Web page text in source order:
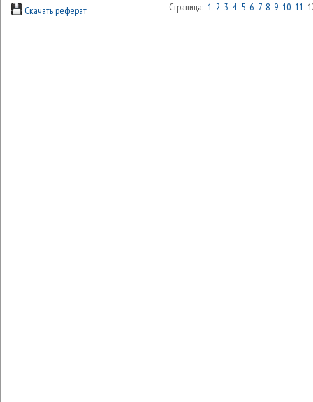
Скачать реферат Страница: 1 2 3 4 5 6 7 8 9 10 11